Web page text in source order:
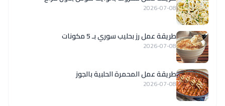
2026-07-08
طريقة عمل رز بحليب سوري بـ 5 مكونات
2026-07-08
طريقة عمل المحمرة الحلبية بالجوز
2026-07-08